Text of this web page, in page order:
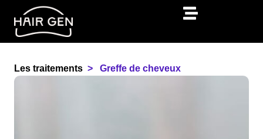
Les traitements Greffe de cheveux ​